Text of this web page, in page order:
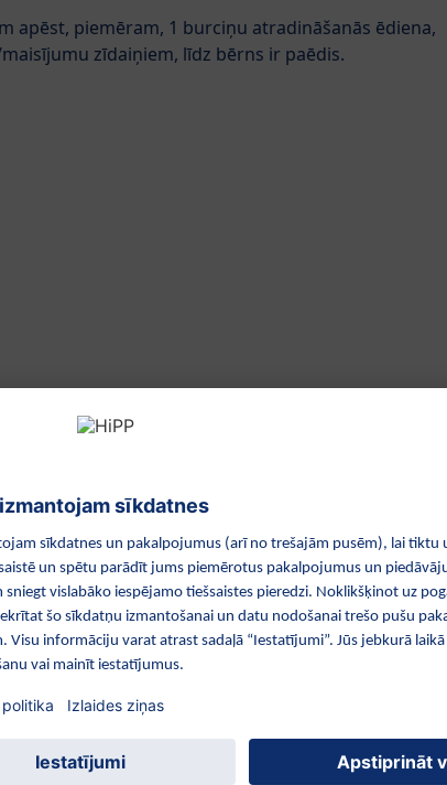
apēst, piemēram, 1 burciņu atradināšanās ēdiena,
zīdaiņiem, līdz bērns ir paēdis.